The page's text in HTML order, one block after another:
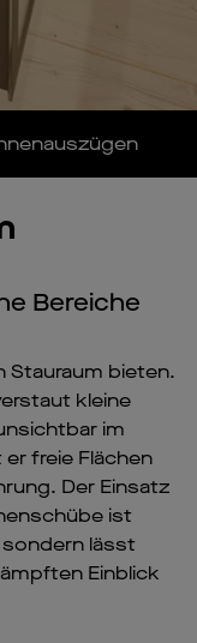
Bereiche
Stauraum bieten.
kleine
im
freie Flächen
Der Einsatz
ist
lässt
Einblick